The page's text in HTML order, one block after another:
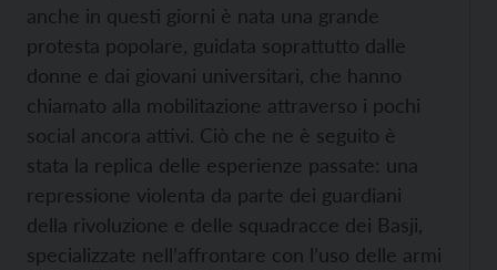
anche in questi giorni è nata una grande
protesta popolare, guidata soprattutto dalle
donne e dai giovani universitari, che hanno
chiamato alla mobilitazione attraverso i pochi
social ancora attivi. Ciò che ne è seguito è
stata la replica delle esperienze passate: una
repressione violenta da parte dei guardiani
della rivoluzione e delle squadracce dei Basji,
specializzate nell’affrontare con l’uso delle armi